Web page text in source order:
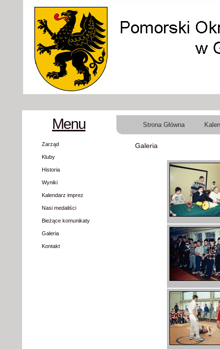
Menu
Zarząd
Kluby
Historia
Wyniki
Kalendarz imprez
Nasi medaliści
Bieżące komunikaty
Galeria
Kontakt
Strona Główna
Galeria